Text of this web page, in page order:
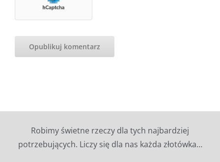
Robimy świetne rzeczy dla tych najbardziej
potrzebujących. Liczy się dla nas każda złotówka…